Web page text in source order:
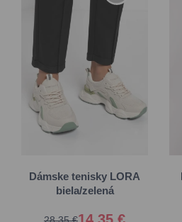
Dámske tenisky LORA
biela/zelená
36 37
38